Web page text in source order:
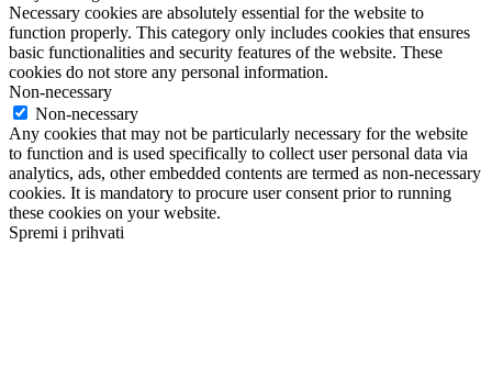
Necessary cookies are absolutely essential for the website to
function properly. This category only includes cookies that ensures
basic functionalities and security features of the website. These
cookies do not store any personal information.
Non-necessary
Non-necessary
Any cookies that may not be particularly necessary for the website
to function and is used specifically to collect user personal data via
analytics, ads, other embedded contents are termed as non-necessary
cookies. It is mandatory to procure user consent prior to running
these cookies on your website.
Spremi i prihvati